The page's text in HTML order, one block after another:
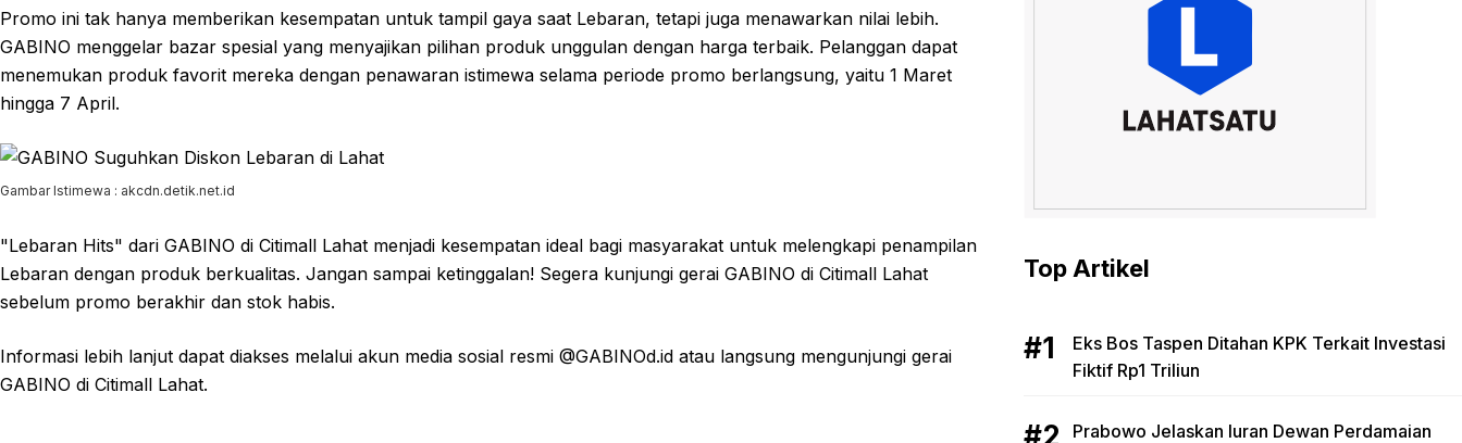
Promo ini tak hanya memberikan kesempatan untuk tampil gaya saat Lebaran, tetapi juga menawarkan nilai lebih.
GABINO menggelar bazar spesial yang menyajikan pilihan produk unggulan dengan harga terbaik. Pelanggan dapat
menemukan produk favorit mereka dengan penawaran istimewa selama periode promo berlangsung, yaitu 1 Maret
hingga 7 April.
Gambar Istimewa : akcdn.detik.net.id
"Lebaran Hits" dari GABINO di Citimall Lahat menjadi kesempatan ideal bagi masyarakat untuk melengkapi penampilan
Lebaran dengan produk berkualitas. Jangan sampai ketinggalan! Segera kunjungi gerai GABINO di Citimall Lahat
sebelum promo berakhir dan stok habis.
Informasi lebih lanjut dapat diakses melalui akun media sosial resmi @GABINOd.id atau langsung mengunjungi gerai
GABINO di Citimall Lahat.
Top Artikel
Eks Bos Taspen Ditahan KPK Terkait Investasi
Fiktif Rp1 Triliun
Prabowo Jelaskan Iuran Dewan Perdamaian